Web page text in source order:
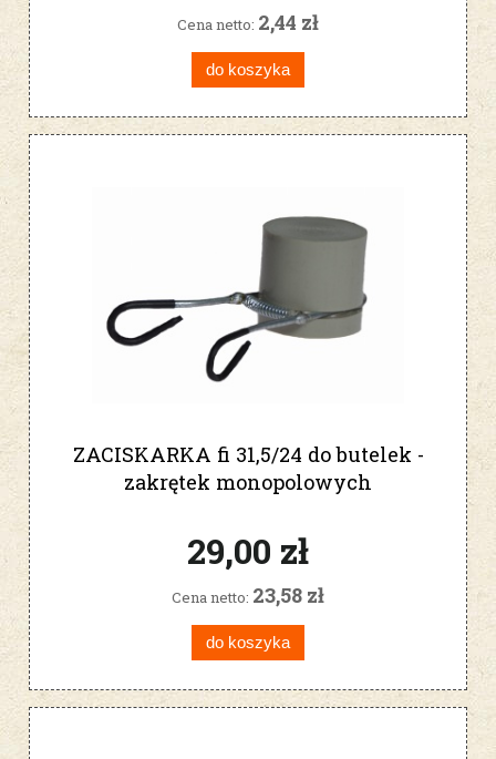
Cena netto: 2,44 zł
do koszyka
ZACISKARKA fi 31,5/24 do butelek -
zakrętek monopolowych
29,00 zł
Cena netto: 23,58 zł
do koszyka